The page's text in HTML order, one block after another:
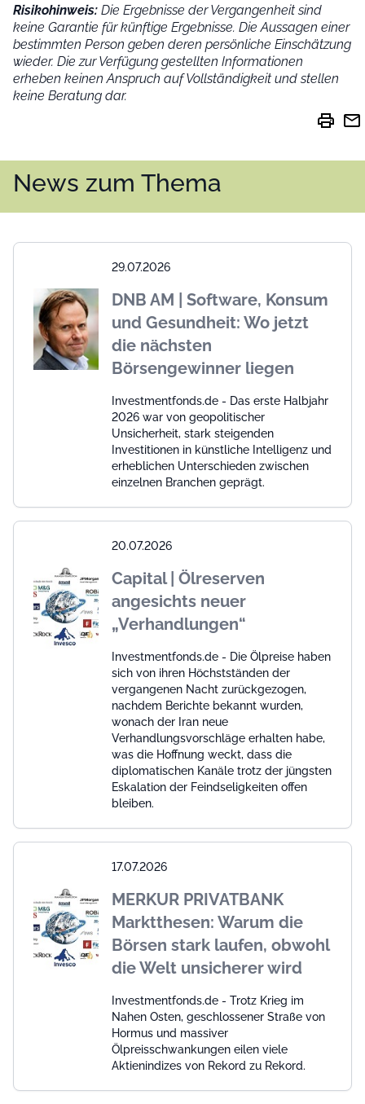
Risikohinweis: Die Ergebnisse der Vergangenheit sind
keine Garantie für künftige Ergebnisse. Die Aussagen einer
bestimmten Person geben deren persönliche Einschätzung
wieder. Die zur Verfügung gestellten Informationen
erheben keinen Anspruch auf Vollständigkeit und stellen
keine Beratung dar.
print mail
News zum Thema
29.07.2026
DNB AM | Software, Konsum
und Gesundheit: Wo jetzt
die nächsten
Börsengewinner liegen
Investmentfonds.de - Das erste Halbjahr
2026 war von geopolitischer
Unsicherheit, stark steigenden
Investitionen in künstliche Intelligenz und
erheblichen Unterschieden zwischen
einzelnen Branchen geprägt.
20.07.2026
Capital | Ölreserven
angesichts neuer
„Verhandlungen“
Investmentfonds.de - Die Ölpreise haben
sich von ihren Höchstständen der
vergangenen Nacht zurückgezogen,
nachdem Berichte bekannt wurden,
wonach der Iran neue
Verhandlungsvorschläge erhalten habe,
was die Hoffnung weckt, dass die
diplomatischen Kanäle trotz der jüngsten
Eskalation der Feindseligkeiten offen
bleiben.
17.07.2026
MERKUR PRIVATBANK
Marktthesen: Warum die
Börsen stark laufen, obwohl
die Welt unsicherer wird
Investmentfonds.de - Trotz Krieg im
Nahen Osten, geschlossener Straße von
Hormus und massiver
Ölpreisschwankungen eilen viele
Aktienindizes von Rekord zu Rekord.